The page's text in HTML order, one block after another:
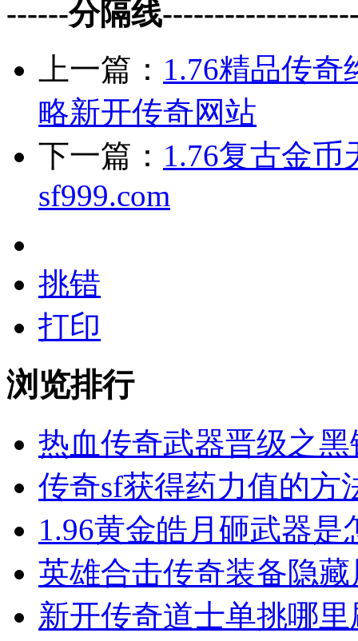
------分隔线
上一篇： 1.76精品传
略新开传奇网站
下一篇： 1.76复古金
sf999.com
挑错
打印
浏览排行
热血传奇武器晋级之
传奇sf获得药力值的方
1.96黄金皓月砸武器
英雄合击​传奇装备隐
新开传奇道士单挑哪